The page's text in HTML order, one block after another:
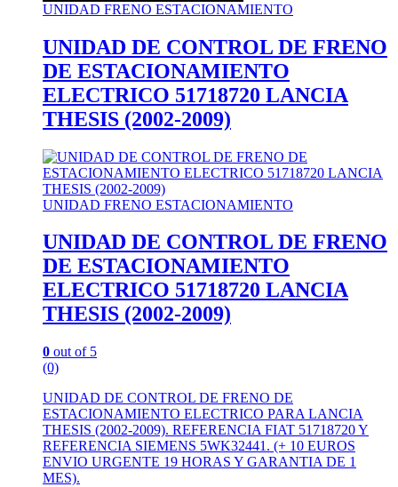
UNIDAD FRENO ESTACIONAMIENTO
UNIDAD DE CONTROL DE FRENO
DE ESTACIONAMIENTO
ELECTRICO 51718720 LANCIA
THESIS (2002-2009)
UNIDAD FRENO ESTACIONAMIENTO
UNIDAD DE CONTROL DE FRENO
DE ESTACIONAMIENTO
ELECTRICO 51718720 LANCIA
THESIS (2002-2009)
0 out of 5
(0)
UNIDAD DE CONTROL DE FRENO DE
ESTACIONAMIENTO ELECTRICO PARA LANCIA
THESIS (2002-2009). REFERENCIA FIAT 51718720 Y
REFERENCIA SIEMENS 5WK32441. (+ 10 EUROS
ENVIO URGENTE 19 HORAS Y GARANTIA DE 1
MES).